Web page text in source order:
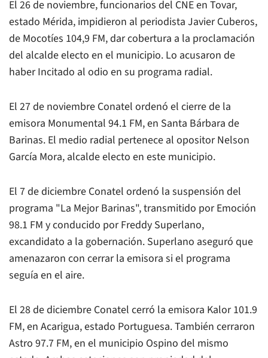
El 26 de noviembre, funcionarios del CNE en Tovar,
estado Mérida, impidieron al periodista Javier Cuberos,
de Mocotíes 104,9 FM, dar cobertura a la proclamación
del alcalde electo en el municipio. Lo acusaron de
haber Incitado al odio en su programa radial.
El 27 de noviembre Conatel ordenó el cierre de la
emisora Monumental 94.1 FM, en Santa Bárbara de
Barinas. El medio radial pertenece al opositor Nelson
García Mora, alcalde electo en este municipio.
El 7 de diciembre Conatel ordenó la suspensión del
programa "La Mejor Barinas", transmitido por Emoción
98.1 FM y conducido por Freddy Superlano,
excandidato a la gobernación. Superlano aseguró que
amenazaron con cerrar la emisora si el programa
seguía en el aire.
El 28 de diciembre Conatel cerró la emisora Kalor 101.9
FM, en Acarigua, estado Portuguesa. También cerraron
Astro 97.7 FM, en el municipio Ospino del mismo